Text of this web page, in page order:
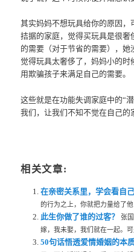
其实妈妈不想玩具给你的原因
拮据的家庭，觉得买玩具是很
的需要（对于节省的需要），
觉得玩具太奢侈了，妈妈小的时
用欺骗孩子来满足自己的需要。
这些就是在功能失调家庭中的“
我们，让我们不知不觉在自己的
相关文章:
在亲密关系里，学会看自己
的行为之上，你就把力量给了
此生你做了谁的过客？
张
嫁，我未娶，我们就在一起。
50句话悟透爱情婚姻的本